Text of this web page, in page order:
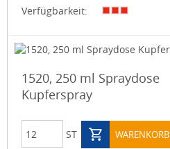
Verfügbarkeit:
1520, 250 ml Spraydose
Kupferspray
ST WARENKORB